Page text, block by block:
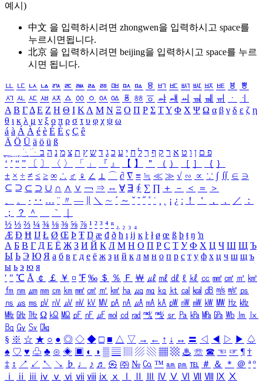
예시)
中文 을 입력하시려면 zhongwen을 입력하시고 space를
누르시면됩니다.
北京 을 입력하시려면 beijing을 입력하시고 space를 누르
시면 됩니다.
ㅥ ㅦ ㅧ ㅨ ㅩ ㅪ ㅫ ㅬ ㅭ ㅮ ㅯ ㅰ ㅱ ㅲ ㅳ ㅴ ㅵ ㅶ ㅷ ㅸ
ㅹ
ㅺ ㅻ ㅼ ㅽ ㅾ ㅿ ㆀ ㆁ ㆂ ㆃ ㆄ ㆅ ㆆ ㆇ ㆈ ㆉ ㆊ ㆋ ㆌ ㆍ
ㆎ
Α Β ΓΔ Ε Ζ Η Θ Ι ΚΛ Μ Ν Ξ Ο Π Ρ Σ ΤΥ Φ Χ Ψ Ω α β γ δ ε ζ η
θ ι κ λ μ ν ξ ο π ρ σ τ υ φ χ ψ ω
á à Á À é è É È ç Ç ê
Ä Ö Ü ä ö ü ß
ִֶֹ ֻּ ׁׂ פ ם ן ו ט א ר ק ף ך ל ח י ע כ ג ד ש ץ ת צ מ נ ה ב
‘ ’ “ ” 〔 〕 〈 〉 「 」 『 』 【 】 ＂ （ ） ［ ］ ｛ ｝
± × ÷ ≠ ≤ ≥ ∞ ∴ ♂ ♀ ∠ ⊥ ⌒ ∂ ∇ ≡ ≒ ≪ ≫ √ ∽ ∝ ∵ ∫ ∬ ∈ ∋
⊆ ⊇ ⊂ ⊃ ∪ ∩ ∧ ∨ ￢ ⇒ ⇔ ∀ ∃ ∮ ∑ ∏ ＋ － ＜ ＝
＞
、
。 · ‥ … ¨ 〃 ― ＼ ∼ ´ ～ ˇ ˘ ˝ ˚ ˙ ¸ ¡ ¿ ː ！ ＇ ， ． ／
：
；
？ ＾ ｀
½ ⅓ ⅔ ¼ ¾ ⅛ ⅜ ⅝ ⅞ ¹ ² ³ ⁴ ⁿ ₁ ₂ ₃ ₄
Æ Ð Ħ Ĳ Ł Ø Œ Þ Ŧ Ŋ æ đ ð ħ ı ĳ ĸ ŀ ł ø œ ß þ ŧ ŋ ŉ
А Б В Г Д Е Ё Ж З И Й К Л М Н О П Р С Т У Ф Х Ц Ч Ш Щ Ъ
Ы Ь Э Ю Я а б в г д е ё ж з и й к л м н о п р с т у ф х ц ч ш щ ъ
ы ь э ю я
′ ″ ℃ Å ￠ ￡ ￥ ¤ ℉ ‰ ＄ ％ Ｆ ￦ ㎕ ㎖ ㎗ ℓ ㎘ ㏄ ㎣ ㎤ ㎥ ㎦
㎙ ㎚ ㎛ ㎜ ㎝ ㎞ ㎟ ㎠ ㎡ ㎢ ㏊ ㎍ ㎎ ㎏ ㏏ ㎈ ㎉ ㏈ ㎧ ㎨ ㎰
㎱ ㎲ ㎳ ㎴ ㎵ ㎶ ㎷ ㎸ ㎹ ㎀ ㎁ ㎂ ㎃ ㎄ ㎺ ㎻ ㎽ ㎾ ㎿ ㎐ ㎑
㎒ ㎓ ㎔ Ω ㏀ ㏁ ㎊ ㎋ ㎌ ㏖ ㏅ ㎭ ㎮ ㎯ ㏛ ㎩ ㎪ ㎫ ㎬ ㏝ ㏐
㏓
㏃ ㏉ ㏜ ㏆
§ ※ ☆ ★ ○ ● ◎ ◇ ◆ □ ■ △ ▽ → ← ↑ ↓ ↔ 〓 ◁ ◀ ▷ ▶ ♤
♠ ♡ ♥ ♧ ♣ ⊙ ◈ ▣ ◐ ◑ ▒ ▤ ▨ ▧ ▦ ▩ ♨ ☏ ☎ ☜ ☞ ¶ †
‡ ↕ ↗ ↙ ↖ ↘ ♭ ♩ ♪ ♬ ㉿ ㈜ № ㏇ ™ ㏂ ㏘ ℡ ＃ ＆ ＊ ＠ ª º
ⅰ
ⅱ ⅲ ⅳ ⅴ ⅵ ⅶ ⅷ ⅸ ⅹ Ⅳ Ⅴ Ⅵ Ⅶ Ⅷ Ⅸ Ⅹ